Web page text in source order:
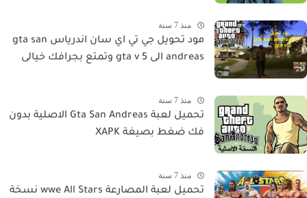
منذ 7 سنة
مود تحويل جي تي اي سان اندرياس gta san
andreas الى gta v 5 وتمتع بجرافك خيالى
منذ 7 سنة
تحميل لعبة Gta San Andreas الاصلية بدون
فك ضغط بصيغة XAPK
منذ 7 سنة
تحميل لعبة المصارعة wwe All Stars نسخة